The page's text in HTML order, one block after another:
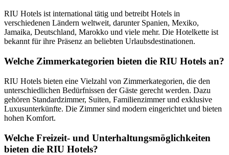
RIU Hotels ist international tätig und betreibt Hotels in
verschiedenen Ländern weltweit, darunter Spanien, Mexiko,
Jamaika, Deutschland, Marokko und viele mehr. Die Hotelkette ist
bekannt für ihre Präsenz an beliebten Urlaubsdestinationen.
Welche Zimmerkategorien bieten die RIU Hotels an?
RIU Hotels bieten eine Vielzahl von Zimmerkategorien, die den
unterschiedlichen Bedürfnissen der Gäste gerecht werden. Dazu
gehören Standardzimmer, Suiten, Familienzimmer und exklusive
Luxusunterkünfte. Die Zimmer sind modern eingerichtet und bieten
hohen Komfort.
Welche Freizeit- und Unterhaltungsmöglichkeiten
bieten die RIU Hotels?